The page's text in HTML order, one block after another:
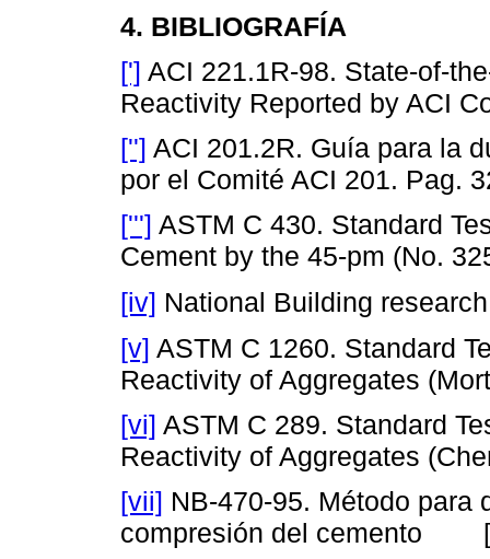
4. BIBLIOGRAFÍA
['] ACI 221.1R-98. State-of-
Reactivity Reported by ACI
[''] ACI 201.2R. Guía para la
por el Comité ACI 201. Pag.
['''] ASTM C 430. Standard
Cement by the 45-pm (No.
[iv] National Building
[v] ASTM C 1260. Standard
Reactivity of Aggregates
[vi] ASTM C 289. Standard
Reactivity of Aggregates
[vii] NB-470-95. Método para
compresión del cemento